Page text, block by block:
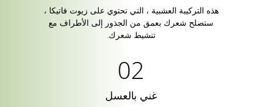
هذه التركيبة العشبية ، التي تحتوي على زيوت فاتيكا ،
ستصلح شعرك بعمق من الجذور إلى الأطراف مع
تنشيط شعرك.
غني بالعسل